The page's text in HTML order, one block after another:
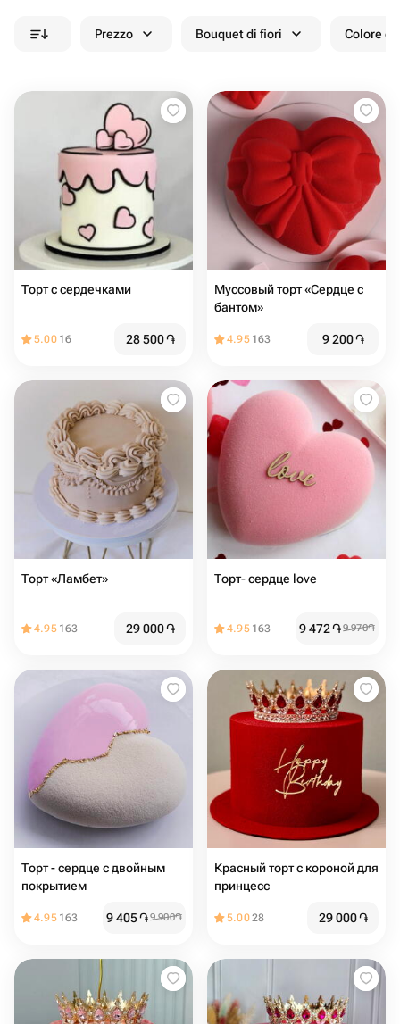
Prezzo Bouquet di fiori Colore
Торт с сердечками
5.00 16 28 500֏
Муссовый торт «Сердце с
бантом»
4.95 163 9 200֏
Торт «Ламбет»
4.95 163 29 000֏
Торт- сердце love
4.95 163 9 472֏9 970֏
Торт - сердце с двойным
покрытием
4.95 163 9 405֏9 900֏
Красный торт с короной для
принцесс
5.0028 29 000֏